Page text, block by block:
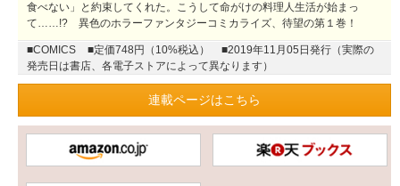
食べない」と約束してくれた。こうして命がけの料理人生活が始まっ
て……!? 異色のホラーファンタジーコミカライズ、待望の第１巻！
■COMICS ■定価748円（10%税込）
■2019年11月05日発行（実際の
発売日は書店、各電子ストアによって異なります）
連載ページはこちら